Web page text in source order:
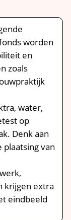
worden
en
zoals
water,
op
Denk aan
van
krijgen extra
eindbeeld